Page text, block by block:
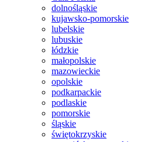
dolnośląskie
kujawsko-pomorskie
lubelskie
lubuskie
łódzkie
małopolskie
mazowieckie
opolskie
podkarpackie
podlaskie
pomorskie
śląskie
świętokrzyskie